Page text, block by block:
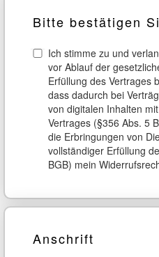
Bitte bestätigen
Ich stimme zu und
vor Ablauf der
Erfüllung des Vertrages
dass dadurch bei
von digitalen Inhalten
Vertrages (§356 Abs. 5
die Erbringungen von
vollständiger Erfüllung
BGB) mein
Anschrift